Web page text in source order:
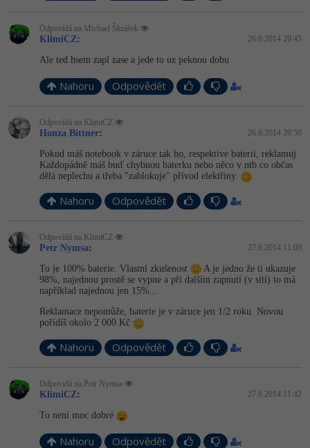
Odpovídá na Michael Škrášek
KlimiCZ: 26.6.2014 20:45
Ale ted hsem zapl zase a jede to uz peknou dobu
Nahoru Odpovědět
Odpovídá na KlimiCZ
Honza Bittner: 26.6.2014 20:50
Pokud máš notebook v záruce tak ho, respektive baterii, reklamuj.
Každopádně máš buď chybnou baterku nebo něco v ntb co občas
dělá neplechu a třeba "zablokuje" přívod elektřiny.
Nahoru Odpovědět
Odpovídá na KlimiCZ
Petr Nymsa: 27.6.2014 11:09
To je 100% baterie. Vlastní zkušenost
A je jedno že ti ukazuje
98%, najednou prostě se vypne a při dalším zapnutí (v síti) to má
například najednou jen 15%...
Reklamace nepomůže, baterie je v záruce jen 1/2 roku. Novou
pořídíš okolo 2 000 Kč
Nahoru Odpovědět
Odpovídá na Petr Nymsa
KlimiCZ: 27.6.2014 11:42
To není moc dobré
Nahoru Odpovědět